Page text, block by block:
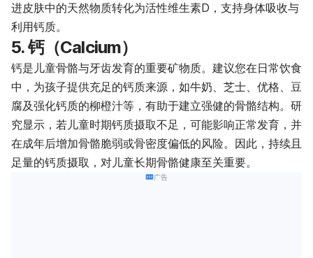
进皮肤中的天然物质转化为活性维生素D，支持身体吸收与
利用钙质。
5. 钙（Calcium）
钙是儿童骨骼与牙齿发育的重要矿物质。建议您在日常饮食
中，为孩子提供充足的钙质来源，如牛奶、芝士、优格、豆
腐及强化钙质的柳橙汁等，有助于建立强健的骨骼结构。研
究显示，若儿童时期钙质摄取不足，可能影响正常发育，并
在成年后增加骨骼脆弱或骨密度偏低的风险。因此，持续且
足量的钙质摄取，对儿童长期骨骼健康至关重要。
广告